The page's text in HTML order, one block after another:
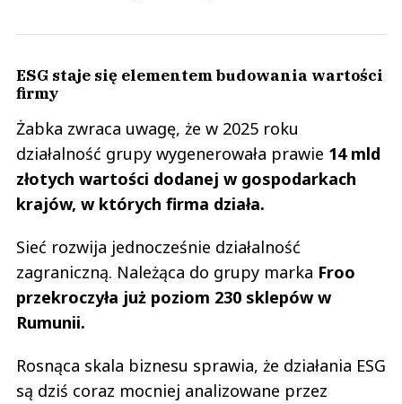
ESG staje się elementem budowania wartości
firmy
Żabka zwraca uwagę, że w 2025 roku
działalność grupy wygenerowała prawie 14 mld
złotych wartości dodanej w gospodarkach
krajów, w których firma działa.
Sieć rozwija jednocześnie działalność
zagraniczną. Należąca do grupy marka Froo
przekroczyła już poziom 230 sklepów w
Rumunii.
Rosnąca skala biznesu sprawia, że działania ESG
są dziś coraz mocniej analizowane przez